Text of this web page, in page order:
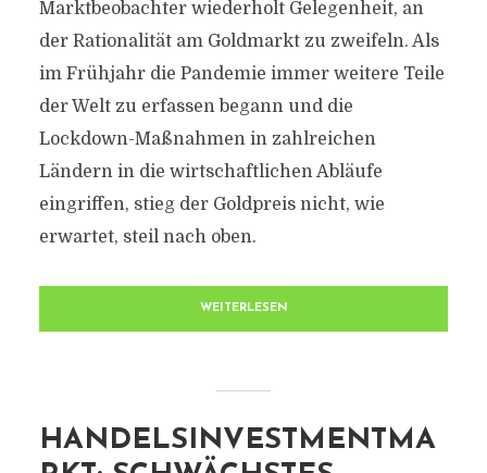
Marktbeobachter wiederholt Gelegenheit, an
der Rationalität am Goldmarkt zu zweifeln. Als
im Frühjahr die Pandemie immer weitere Teile
der Welt zu erfassen begann und die
Lockdown-Maßnahmen in zahlreichen
Ländern in die wirtschaftlichen Abläufe
eingriffen, stieg der Goldpreis nicht, wie
erwartet, steil nach oben.
WEITERLESEN
HANDELSINVESTMENTMA